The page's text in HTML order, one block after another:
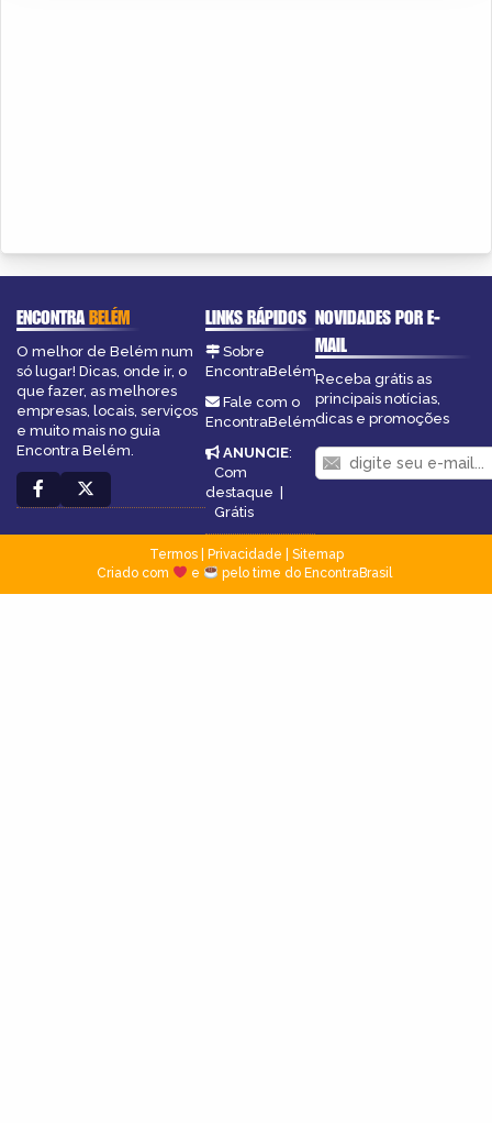
ENCONTRABELÉM
O melhor de Belém num
só lugar! Dicas, onde ir, o
que fazer, as melhores
empresas, locais, serviços
e muito mais no guia
Encontra Belém.
LINKS RÁPIDOS
Sobre
EncontraBelém
Fale com o
EncontraBelém
ANUNCIE:
Com
destaque |
Grátis
NOVIDADES POR E-
MAIL
Receba grátis as
principais notícias,
dicas e promoções
Termos| Privacidade
Sitemap
Criado com
e pelo time do EncontraBrasil